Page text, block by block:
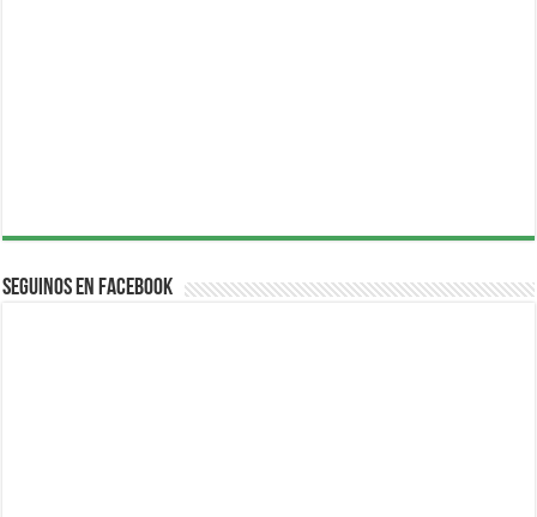
Seguinos en Facebook